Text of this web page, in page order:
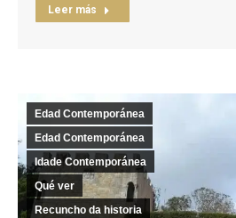
Leer más
Edad Contemporánea
Edad Contemporánea
Idade Contemporánea
Qué ver
Recuncho da historia